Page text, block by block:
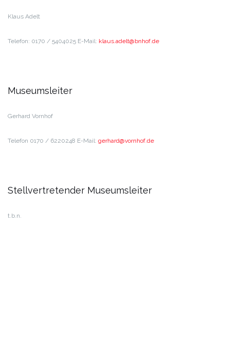
Klaus Adelt
Telefon: 0170 / 5404025 E-Mail: ed.fo
hnb@t
leda.
sualk
Museumsleiter
Gerhard Vornhof
Telefon 0170 / 6220248 E-Mail: ed.fo
hnrov
@drah
reg
Stellvertretender Museumsleiter
t.b.n.